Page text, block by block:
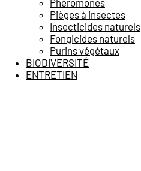
Pièges à insectes
Insecticides naturels
Fongicides naturels
Purins végétaux
BIODIVERSITÉ
ENTRETIEN